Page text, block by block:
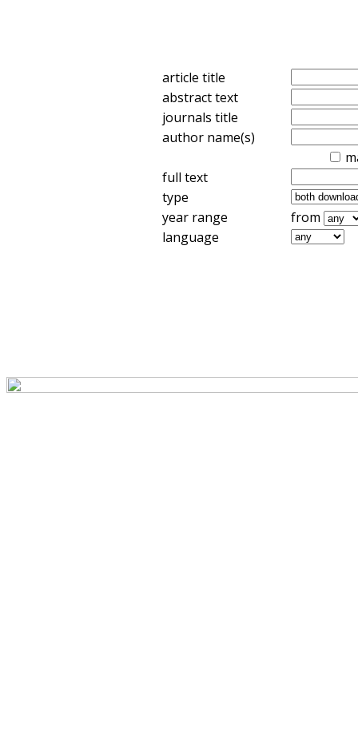
article title
abstract text
journals title
author name(s)
full text
type
year range
from
language